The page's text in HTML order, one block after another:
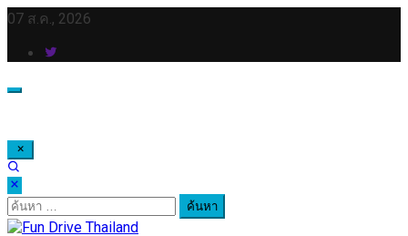
Skip
content
07 ส.ค., 2026
ค้นหา
สำหรับ: